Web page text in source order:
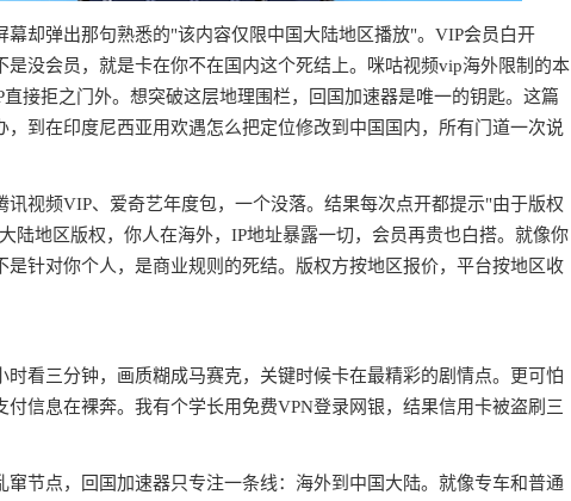
却弹出那句熟悉的"该内容仅限中国大陆地区播放"。VIP会员白开
没会员，就是卡在你不在国内这个死结上。咪咕视频vip海外限制的本
接拒之门外。想突破这层地理围栏，回国加速器是唯一的钥匙。这篇
到在印度尼西亚用欢遇怎么把定位修改到中国国内，所有门道一次说
视频VIP、爱奇艺年度包，一个没落。结果每次点开都提示"由于版权
陆地区版权，你人在海外，IP地址暴露一切，会员再贵也白搭。就像你
针对你个人，是商业规则的死结。版权方按地区报价，平台按地区收
看三分钟，画质糊成马赛克，关键时候卡在最精彩的剧情点。更可怕
信息在裸奔。我有个学长用免费VPN登录网银，结果信用卡被盗刷三
节点，回国加速器只专注一条线：海外到中国大陆。就像专车和普通